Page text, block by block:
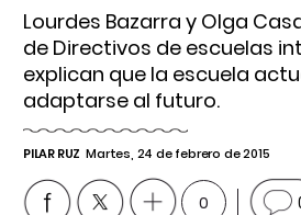
Lourdes Bazarra y Olga
de Directivos de escuelas
explican que la escuela
adaptarse al futuro.
PILAR RUZ Martes, 24 de febrero de 2015
0